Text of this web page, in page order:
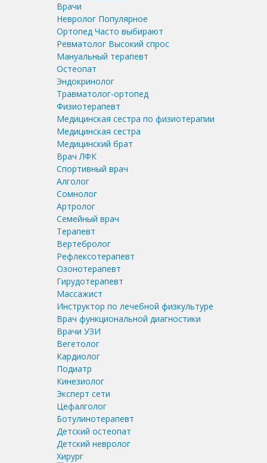
Врачи
Невролог Популярное
Ортопед Часто выбирают
Ревматолог Высокий спрос
Мануальный терапевт
Остеопат
Эндокринолог
Травматолог-ортопед
Физиотерапевт
Медицинская сестра по физиотерапии
Медицинская сестра
Медицинский брат
Врач ЛФК
Спортивный врач
Алголог
Сомнолог
Артролог
Семейный врач
Терапевт
Вертебролог
Рефлексотерапевт
Озонотерапевт
Гирудотерапевт
Массажист
Инструктор по лечебной физкультуре
Врач функциональной диагностики
Врачи УЗИ
Вегетолог
Кардиолог
Подиатр
Кинезиолог
Эксперт сети
Цефалголог
Ботулинотерапевт
Детский остеопат
Детский невролог
Хирург